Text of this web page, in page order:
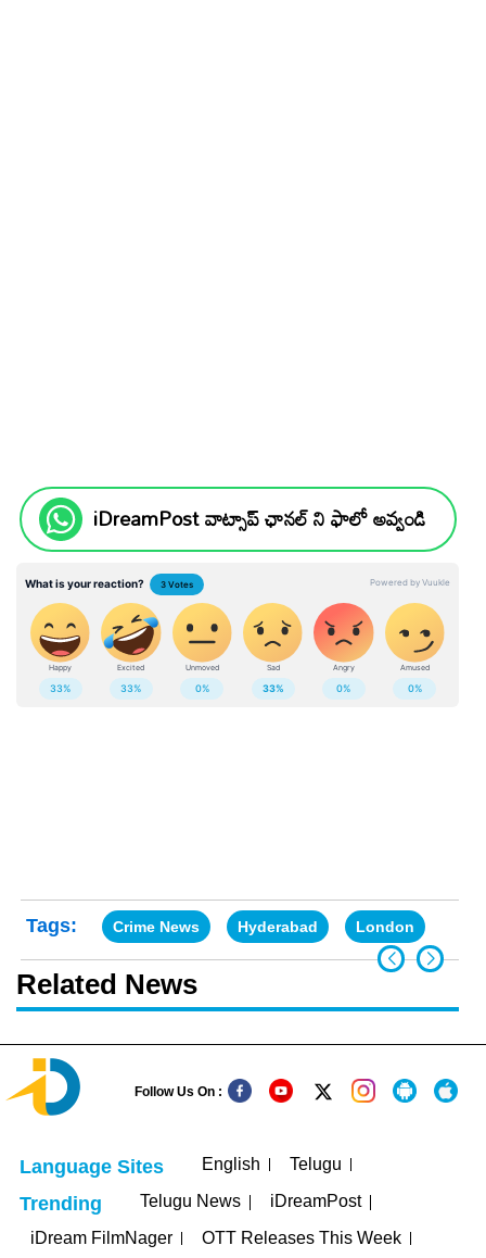
iDreamPost వాట్సాప్ ఛానల్ ని ఫాలో అవ్వండి
Tags: Crime News Hyderabad London
Related News
Follow Us On :
Language Sites English Telugu
Trending Telugu News
iDreamPost
iDream FilmNager
OTT Releases This Week